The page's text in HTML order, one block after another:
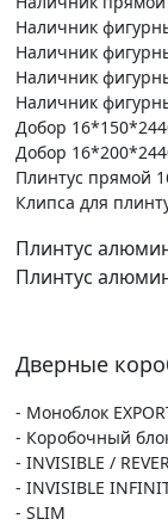
Наличник
Наличник
Наличник
Наличник
Добор
Добор
Плинтус прямой
Клипса для
Плинтус
Плинтус
Дверные
- Моноблок
- Коробочный
- INVISIBLE /
- INVISIBLE
- SLIM